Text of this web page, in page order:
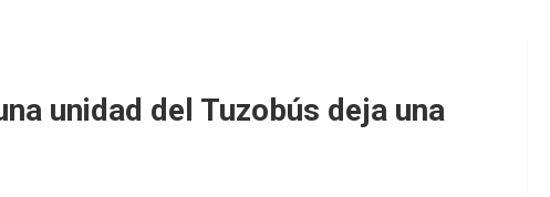
unidad del Tuzobús deja una